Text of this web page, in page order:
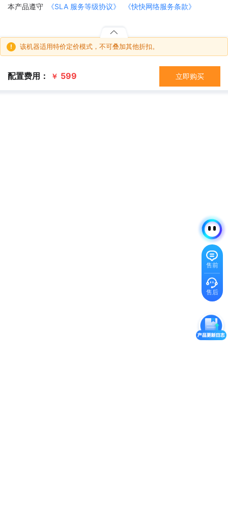
本产品遵守 《SLA 服务等级协议》 《快快网络服务条款》
! 该机器适用特价定价模式，不可叠加其他折扣。
配置费用： ￥ 599 立即购买
售前
售后